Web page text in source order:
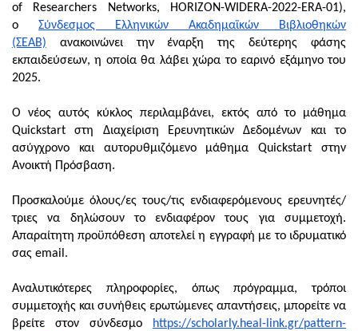
of Researchers Networks, HORIZON-WIDERA-2022-ERA-01),
ο Σύνδεσμος Ελληνικών Ακαδημαϊκών Βιβλιοθηκών
(ΣΕΑΒ) ανακοινώνει την έναρξη της δεύτερης φάσης
εκπαιδεύσεων, η οποία θα λάβει χώρα το εαρινό εξάμηνο του
2025.
Ο νέος αυτός κύκλος περιλαμβάνει, εκτός από το μάθημα
Quickstart στη Διαχείριση Ερευνητικών Δεδομένων και το
ασύγχρονο και αυτορυθμιζόμενο μάθημα Quickstart στην
Ανοικτή Πρόσβαση.
Προσκαλούμε όλους/ες τους/τις ενδιαφερόμενους ερευνητές/
τριες να δηλώσουν το ενδιαφέρον τους για συμμετοχή.
Απαραίτητη προϋπόθεση αποτελεί η εγγραφή με το ιδρυματικό
σας email.
Αναλυτικότερες πληροφορίες, όπως πρόγραμμα, τρόποι
συμμετοχής και συνήθεις ερωτώμενες απαντήσεις, μπορείτε να
βρείτε στον σύνδεσμο
https://scholarly.heal-link.gr/pattern-